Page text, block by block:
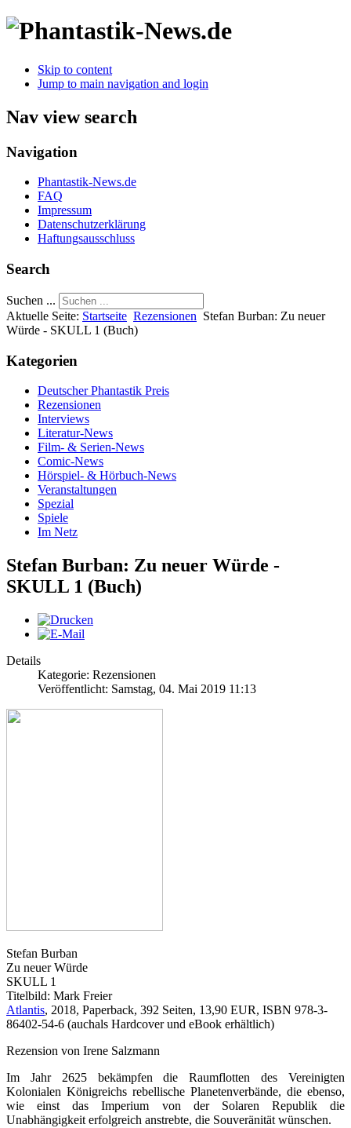
Skip to content
Jump to main navigation and login
Nav view search
Navigation
Phantastik-News.de
FAQ
Impressum
Datenschutzerklärung
Haftungsausschluss
Search
Suchen ...
Aktuelle Seite: Startseite Rezensionen Stefan Burban: Zu neuer
Würde - SKULL 1 (Buch)
Kategorien
Deutscher Phantastik Preis
Rezensionen
Interviews
Literatur-News
Film- & Serien-News
Comic-News
Hörspiel- & Hörbuch-News
Veranstaltungen
Spezial
Spiele
Im Netz
Stefan Burban: Zu neuer Würde -
SKULL 1 (Buch)
Details
Kategorie: Rezensionen
Veröffentlicht: Samstag, 04. Mai 2019 11:13
Stefan Burban
Zu neuer Würde
SKULL 1
Titelbild: Mark Freier
Atlantis, 2018, Paperback, 392 Seiten, 13,90 EUR, ISBN 978-3-
86402-54-6 (auchals Hardcover und eBook erhältlich)
Rezension von Irene Salzmann
Im Jahr 2625 bekämpfen die Raumflotten des Vereinigten
Kolonialen Königreichs rebellische Planetenverbände, die ebenso,
wie einst das Imperium von der Solaren Republik die
Unabhängigkeit erfolgreich anstrebte, die Souveränität wünschen.